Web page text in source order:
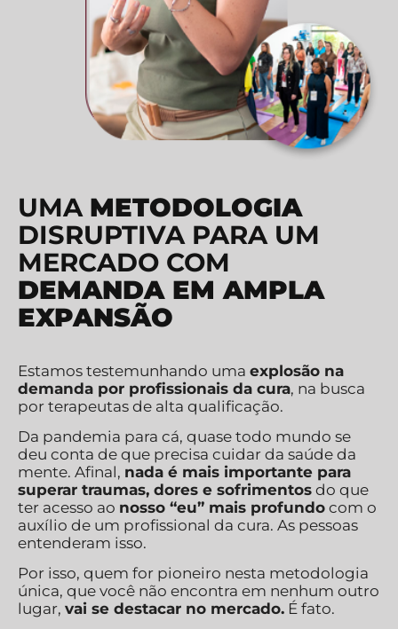
UMA METODOLOGIA
DISRUPTIVA PARA UM
MERCADO COM
DEMANDA EM AMPLA
EXPANSÃO
Estamos testemunhando uma explosão na
demanda por profissionais da cura, na busca
por terapeutas de alta qualificação.
Da pandemia para cá, quase todo mundo se
deu conta de que precisa cuidar da saúde da
mente. Afinal, nada é mais importante para
superar traumas, dores e sofrimentos do que
ter acesso ao nosso “eu” mais profundo com o
auxílio de um profissional da cura. As pessoas
entenderam isso.
Por isso, quem for pioneiro nesta metodologia
única, que você não encontra em nenhum outro
lugar, vai se destacar no mercado. É fato.